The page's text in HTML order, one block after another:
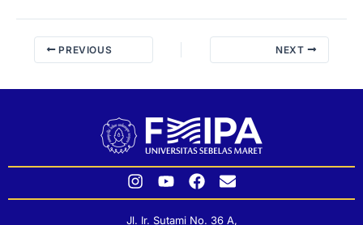
PREVIOUS NEXT
I
n
s
Y
o
u
F
a
c
E
n
v
Jl. Ir. Sutami No. 36 A,